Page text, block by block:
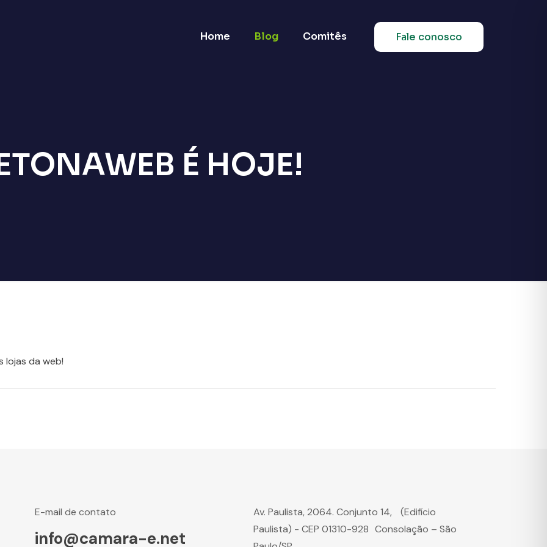
Home Blog Comitês Fale conosco
É HOJE!
lojas da web!
E-mail de contato
info@camara-e.net
Av. Paulista, 2064. Conjunto 14, (Edifício
Paulista) - CEP 01310-928 Consolação – São